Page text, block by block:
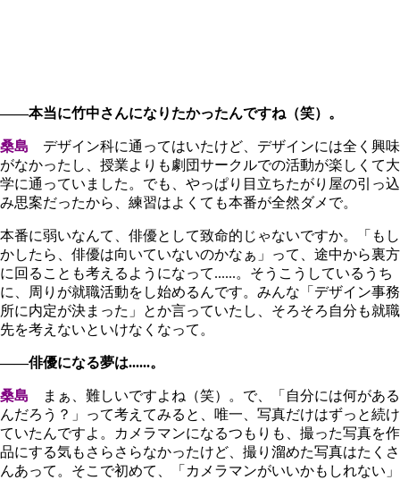
――本当に竹中さんになりたかったんですね（笑）。
桑島 デザイン科に通ってはいたけど、デザインには全く興味
がなかったし、授業よりも劇団サークルでの活動が楽しくて大
学に通っていました。でも、やっぱり目立ちたがり屋の引っ込
み思案だったから、練習はよくても本番が全然ダメで。
本番に弱いなんて、俳優として致命的じゃないですか。「もし
かしたら、俳優は向いていないのかなぁ」って、途中から裏方
に回ることも考えるようになって......。そうこうしているうち
に、周りが就職活動をし始めるんです。みんな「デザイン事務
所に内定が決まった」とか言っていたし、そろそろ自分も就職
先を考えないといけなくなって。
――俳優になる夢は......。
桑島 まぁ、難しいですよね（笑）。で、「自分には何がある
んだろう？」って考えてみると、唯一、写真だけはずっと続け
ていたんですよ。カメラマンになるつもりも、撮った写真を作
品にする気もさらさらなかったけど、撮り溜めた写真はたくさ
んあって。そこで初めて、「カメラマンがいいかもしれない」